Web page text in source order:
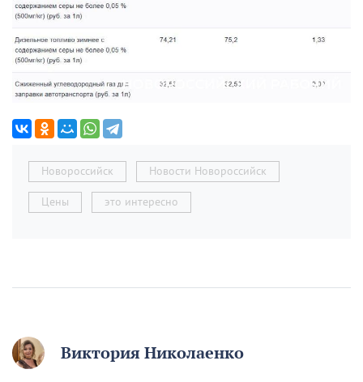
Новороссийск Новости Новороссийск
Цены это интересно
Виктория Николаенко